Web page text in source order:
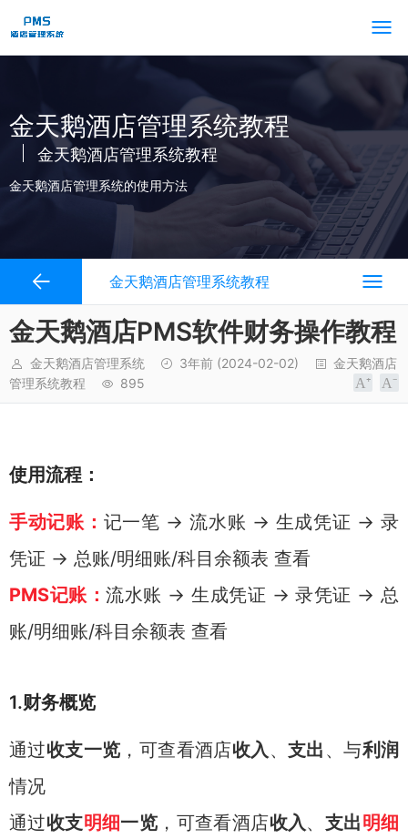
金天鹅酒店管理系统教程
金天鹅酒店管理系统教程
金天鹅酒店管理系统的使用方法
金天鹅酒店管理系统教程
金天鹅酒店PMS软件财务操作教程
金天鹅酒店管理系统 3年前 (2024-02-02)
金天鹅酒店
管理系统教程
895
使用流程：
手动记账： 记一笔 → 流水账 → 生成凭证 → 录
凭证 → 总账/明细账/科目余额表 查看
PMS记账：流水账 → 生成凭证 → 录凭证 → 总
账/明细账/科目余额表 查看
1.财务概览
通过收支一览 ，可查看酒店收入、支出 、与利润
情况
通过收支明细一览 ，可查看酒店收入、 支出明细